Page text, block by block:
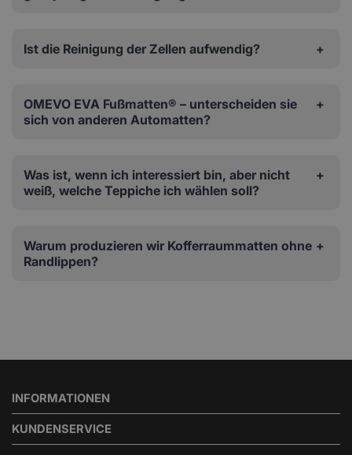
Ist die Reinigung der Zellen aufwendig?
OMEVO EVA Fußmatten® – unterscheiden sie
sich von anderen Automatten?
Was ist, wenn ich interessiert bin, aber nicht
weiß, welche Teppiche ich wählen soll?
Warum produzieren wir Kofferraummatten ohne
Randlippen?
INFORMATIONEN
KUNDENSERVICE